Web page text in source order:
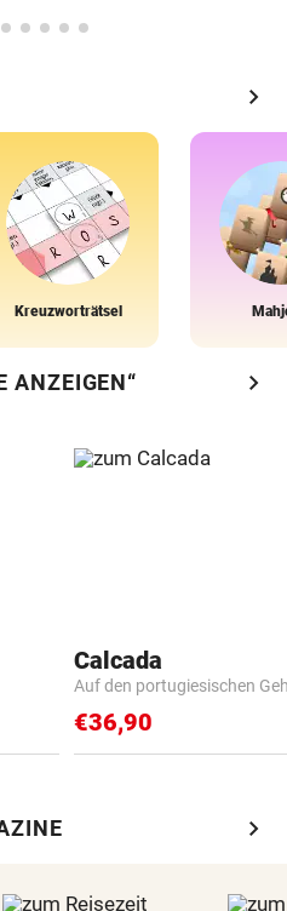
chevron_right
Kreuzworträtsel
ANZEIGEN“ chevron_right
Calcada
Auf den portugiesischen
€36,90
chevron_right